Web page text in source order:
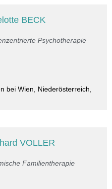
BECK
Psychotherapie
bei Wien, Niederösterreich,
VOLLER
Familientherapie